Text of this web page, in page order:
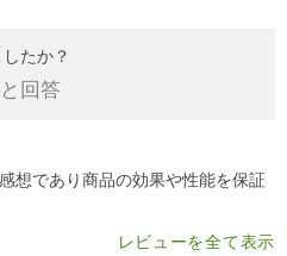
たか？
回答
想であり商品の効果や性能を保証
レビューを全て表示